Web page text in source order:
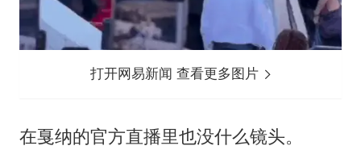
打开网易新闻 查看更多图片
在戛纳的官方直播里也没什么镜头。